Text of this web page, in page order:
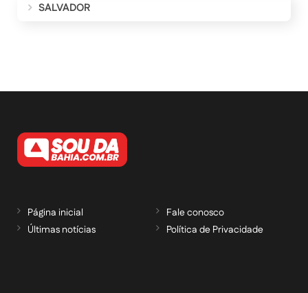
SALVADOR
Página inicial
Últimas notícias
Fale conosco
Política de Privacidade